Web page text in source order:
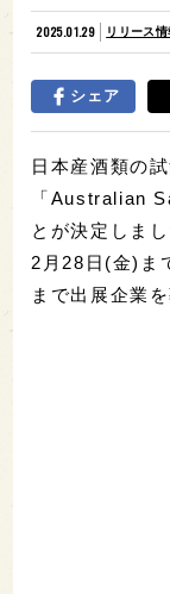
2025.01.29 リリース情
シェア
日本産酒類の
「Australian
とが決定しま
2月28日(金)ま
まで出展企業